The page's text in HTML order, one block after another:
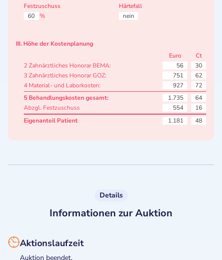
Festzuschuss
60
%
Härtefall
nein
III. Höhe der Kostenplanung
Euro
Ct
2 Zahnärztliches Honorar BEMA:
56
30
3 Zahnärztliches Honorar GOZ:
751
62
4 Material- und Laborkosten:
927
72
5 Behandlungskosten gesamt:
1.735
64
Abzgl. Festzuschuss
554
16
Eigenanteil Patient
1.181 48
Details
Informationen zur Auktion
Aktionslaufzeit
Auktion beendet.